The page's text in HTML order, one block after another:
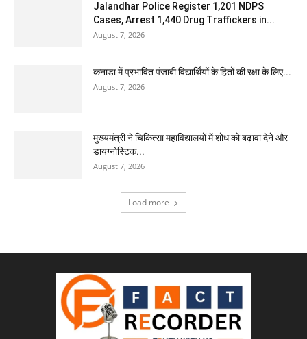
Jalandhar Police Register 1,201 NDPS
Cases, Arrest 1,440 Drug Traffickers in...
August 7, 2026
कनाडा में प्रभावित पंजाबी विद्यार्थियों के हितों की रक्षा के लिए...
August 7, 2026
मुख्यमंत्री ने चिकित्सा महाविद्यालयों में शोध को बढ़ावा देने और
डायग्नोस्टिक...
August 7, 2026
Load more